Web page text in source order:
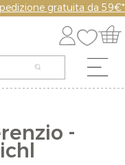
gratuita da 59€*
-